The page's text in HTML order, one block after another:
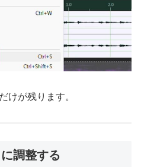
けが残ります。
調整する